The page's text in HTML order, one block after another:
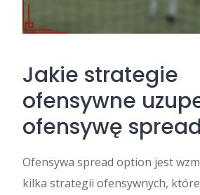
Jakie strategie
ofensywne
ofensywę
Ofensywa spread option jest
kilka strategii ofensywnych,